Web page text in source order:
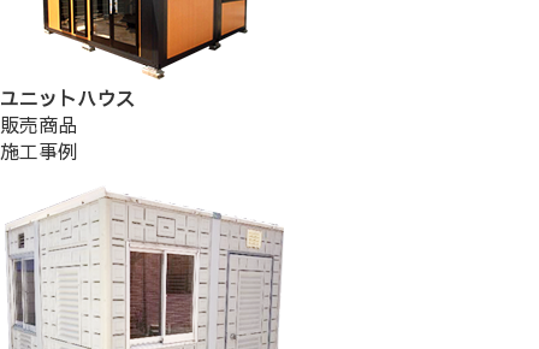
ユニットハウス
販売商品
施工事例